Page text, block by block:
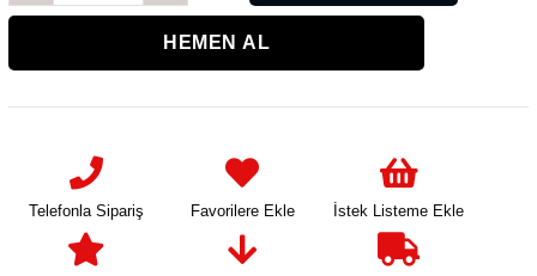
Telefonla Sipariş Favorilere Ekle İstek Listeme Ekle